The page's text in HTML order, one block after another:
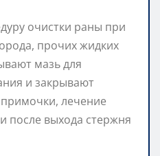
очистки раны при
прочих жидких
мазь для
и закрывают
лечение
после выхода стержня